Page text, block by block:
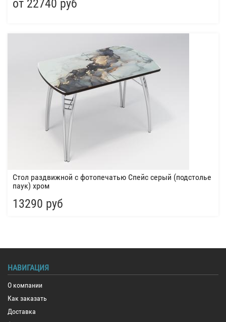
от 22740 руб
Стол раздвижной с фотопечатью Спейс серый (подстолье
паук) хром
13290 руб
НАВИГАЦИЯ
О компании
Как заказать
Доставка